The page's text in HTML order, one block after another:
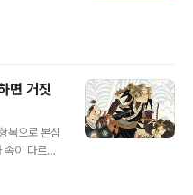
들어서도 일
있다. 저자
립하며 그
을 정교하
지는 왜의
면 거짓
복으로 본심
속이 다르다
감추었다.